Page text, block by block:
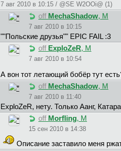
7 авг 2010 в 10:15 / @SE W2OOi@ (1)
off MechaShadow, М
7 авг 2010 в 10:15
""Польские друзья"" EPIC FAIL :3
off ExploZeR, М
7 авг 2010 в 10:54
А вон тот летающий бобёр тут
off MechaShadow, М
7 авг 2010 в 11:40
ExploZeR, нету. Только Аанг,
off Morfling, М
15 сен 2010 в 14:38
Описание заставило меня